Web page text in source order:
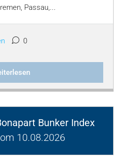
Passau,...
0
Bunker Index
10.08.2026